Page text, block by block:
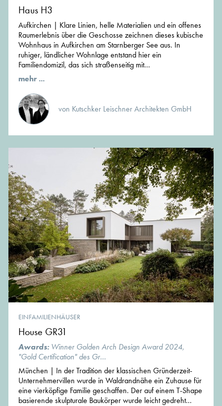
Haus H3
Aufkirchen | Klare Linien, helle Materialien und ein offenes
Raumerlebnis über die Geschosse zeichnen dieses kubische
Wohnhaus in Aufkirchen am Starnberger See aus. In
ruhiger, ländlicher Wohnlage entstand hier ein
Familiendomizil, das sich straßenseitig mit...
mehr ...
von Kutschker Leischner Architekten GmbH
EINFAMILIENHÄUSER
House GR31
Awards: Winner Golden Arch Design Award 2024,
"Gold Certification" des Gr...
München | In der Tradition der klassischen Gründerzeit-
Unternehmervillen wurde in Waldrandnähe ein Zuhause für
eine vierköpfige Familie geschaffen. Der auf einem T-Shape
basierende skulpturale Baukörper wurde leicht gedreht...